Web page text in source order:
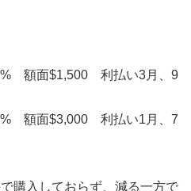
額面$1,500 利払い3月、9
額面$3,000 利払い1月、7
購入しておらず、減る一方で